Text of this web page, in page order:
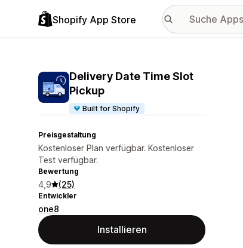
Shopify App Store
Delivery Date Time Slot
Pickup
Built for Shopify
Preisgestaltung
Kostenloser Plan verfügbar. Kostenloser
Test verfügbar.
Bewertung
4,9 (25)
Entwickler
one8
Installieren